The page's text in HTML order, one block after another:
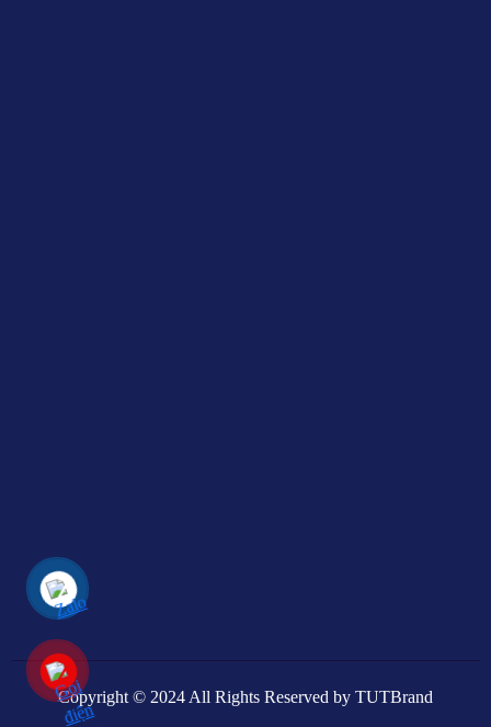
Copyright © 2024 All Rights Reserved by TUTBrand